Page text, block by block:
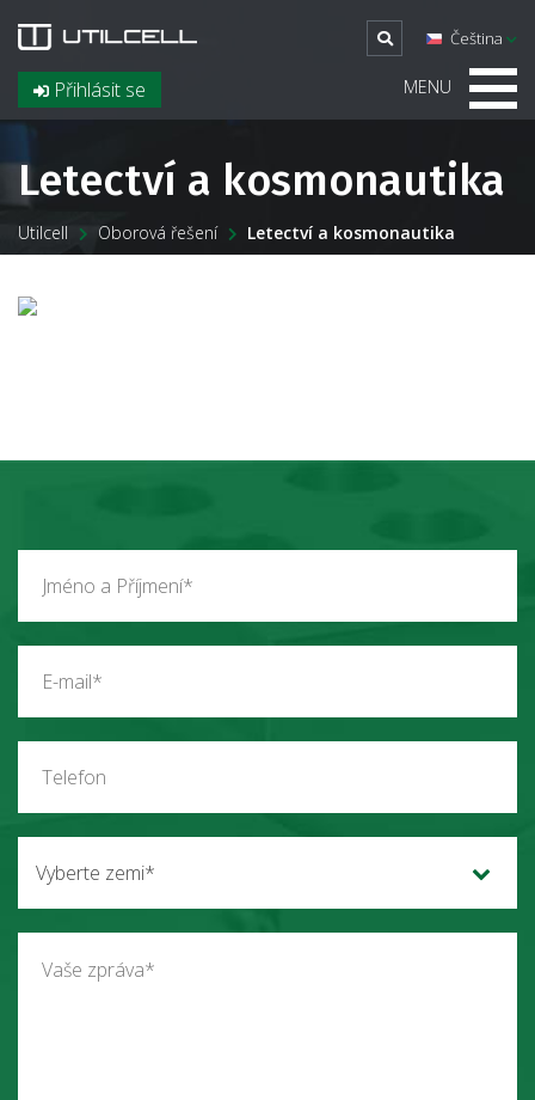
Přihlásit se
Čeština
MENU
Letectví a kosmonautika
Utilcell Oborová řešení Letectví a kosmonautika
Vyberte zemi*